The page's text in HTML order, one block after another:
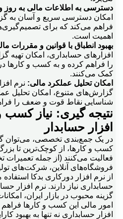
دسترسی به اطلاعات مالی به روز
امکان دسترسی سریع و آسان به
فراهم می‌کند که برای
اهمیت است.
بهبود انطباق با قوانین و مقررات
افزارهای حسابداری، امکان تهیه
را فراهم کرده و به کسب و کارها
کمک می‌کنند.
امکان تحلیل عملکرد مالی: نرم
گزارش‌های متنوع، امکان تحلیل
شناسایی نقاط قوت و ضعف را
نتیجه گیری: نیاز کسب
افزار حسابدار
در یک جمع‌بندی تخصصی، می‌توان
کسب و کارها، از کوچک‌ترین تا
فعالیت می‌کنند (از جمله تعمیرات
فروشگاه‌های آنلاین، شرکت‌های
از نرم افزار دورکاری بدکا استفاده
حسابداری نیاز دارند. نرم افزار
گزینه محبوب در بازار ایران،
امور مالی این کسب و کارها فراهم
افزار حسابداری نه تنها به بهبود